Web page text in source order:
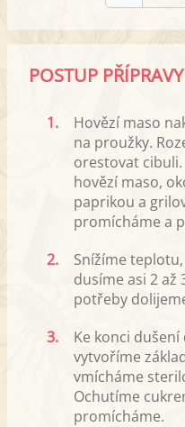
POSTUP PŘÍPRAVY
1.
Hovězí maso
na proužky.
orestovat
hovězí maso,
paprikou a
promícháme a
2.
Snížíme
dusíme asi 2 až
potřeby
3.
Ke konci
vytvoříme
vmícháme
Ochutíme
promícháme.